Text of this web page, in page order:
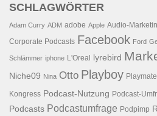
SCHLAGWÖRTER
Adam Curry ADM adobe Apple Audio-
Corporate Podcasts Facebook Ford
Schlämmer iphone L'Oreal lyrebird
Niche09 Nina Otto Playboy Playmate
Kongress Podcast-Nutzung Podcast-
Podcasts Podcastumfrage Podpimp